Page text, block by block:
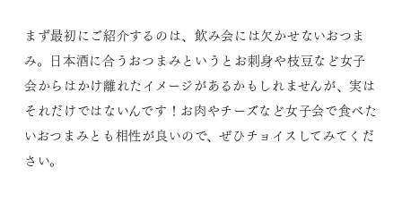
まず最初にご紹介するのは、飲み会には欠かせないおつま
み。日本酒に合うおつまみというとお刺身や枝豆など女子
会からはかけ離れたイメージがあるかもしれませんが、実は
それだけではないんです！お肉やチーズなど女子会で食べた
いおつまみとも相性が良いので、ぜひチョイスしてみてくだ
さい。